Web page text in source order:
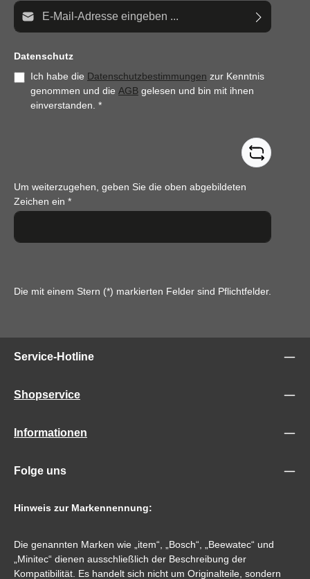
E-Mail-Adresse*
Datenschutz
Ich habe die Datenschutzbestimmungen zur Kenntnis
genommen und die AGB gelesen und bin mit ihnen
einverstanden. *
Um weiterzugehen, geben Sie die oben abgebildeten
Zeichen ein *
Die mit einem Stern (*) markierten Felder sind Pflichtfelder.
Service-Hotline
Shopservice
Informationen
Folge uns
Hinweis zur Markennennung:
Die genannten Marken wie „item“, „Bosch“, „Beewatec“ und
„Minitec“ dienen ausschließlich der Beschreibung der
Kompatibilität. Es handelt sich nicht um Originalteile, sondern